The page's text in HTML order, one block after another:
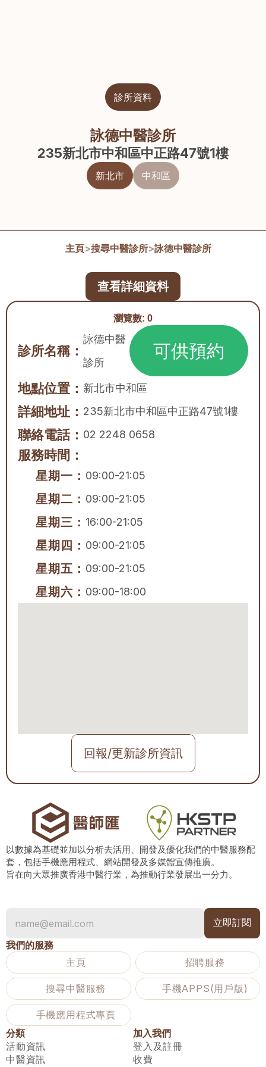
診所資料
詠德中醫診所
235新北市中和區中正路47號1樓
新北市 中和區
主頁>搜尋中醫診所>詠德中醫診所
瀏覽數: 0
診所名稱：
詠德中醫
診所
可供預約
地點位置： 新北市中和區
詳細地址： 235新北市中和區中正路47號1樓
聯絡電話： 02 2248 0658
服務時間：
星期一： 09:00-21:05
星期二： 09:00-21:05
星期三： 16:00-21:05
星期四： 09:00-21:05
星期五： 09:00-21:05
星期六： 09:00-18:00
回報/更新診所資訊
查看詳細資料
以數據為基礎並加以分析去活用、開發及優化我們的中醫服務配
套，包括手機應用程式、網站開發及多媒體宣傳推廣。
旨在向大眾推廣香港中醫行業，為推動行業發展出一分力。
我們的服務
主頁
招聘服務
搜尋中醫服務 手機APPS(用戶版)
手機應用程式專頁
分類
活動資訊
中醫資訊
加入我們
登入及註冊
收費